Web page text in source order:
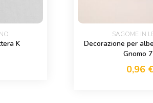
K
SAGOME IN
Decorazione per
Gnomo 7
0,96